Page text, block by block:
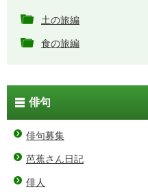
土の旅編
食の旅編
俳句
俳句募集
芭蕉さん日記
俳人